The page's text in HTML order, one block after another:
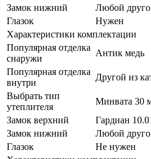
Замок нижний
Любой
Глазок
Нужен
Характеристики комплектации
Популярная отделка
снаружи
Антик медь
Популярная отделка
внутри
Другой из
Выбрать тип
утеплителя
Минвата 30
Замок верхний
Гардиан
Замок нижний
Любой
Глазок
Не нужен